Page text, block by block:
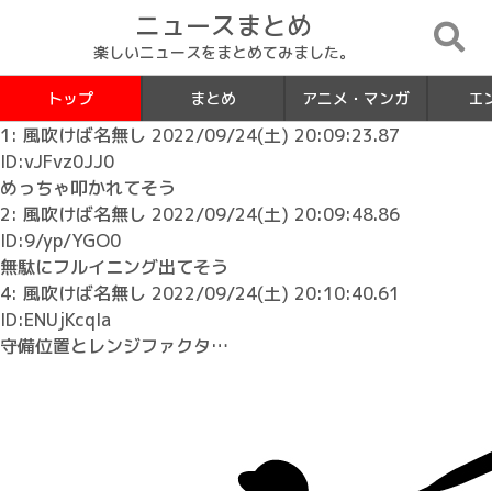
ニュースまとめ
楽しいニュースをまとめてみました。
トップ まとめ アニメ・マンガ エ
1: 風吹けば名無し 2022/09/24(土) 20:09:23.87
ID:vJFvz0JJ0
めっちゃ叩かれてそう
2: 風吹けば名無し 2022/09/24(土) 20:09:48.86
ID:9/yp/YGO0
無駄にフルイニング出てそう
4: 風吹けば名無し 2022/09/24(土) 20:10:40.61
ID:ENUjKcqIa
守備位置とレンジファクタ…